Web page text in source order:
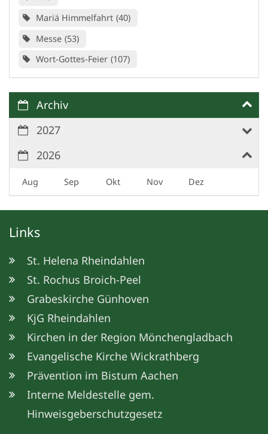
Mariä Himmelfahrt 40
Messe 53
Wort-Gottes-Feier 107
Archiv
2027
2026
Aug Sep Okt Nov Dez
Links
St. Helena Rheindahlen
St. Rochus Broich-Peel
Grabeskirche Günhoven
KjG Rheindahlen
Kirchen in der Region Mönchengladbach
Evangelische Kirche Wickrathberg
Prävention im Bistum Aachen
Interne Meldestelle gem.
Hinweisgeberschutzgesetz